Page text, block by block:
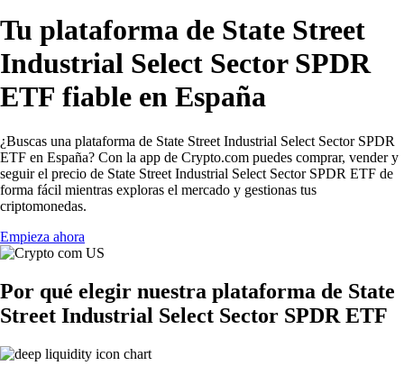
Tu plataforma de State Street
Industrial Select Sector SPDR
ETF fiable en España
¿Buscas una plataforma de State Street Industrial Select Sector SPDR
ETF en España? Con la app de Crypto.com puedes comprar, vender y
seguir el precio de State Street Industrial Select Sector SPDR ETF de
forma fácil mientras exploras el mercado y gestionas tus
criptomonedas.
Empieza ahora
Por qué elegir nuestra plataforma de State
Street Industrial Select Sector SPDR ETF